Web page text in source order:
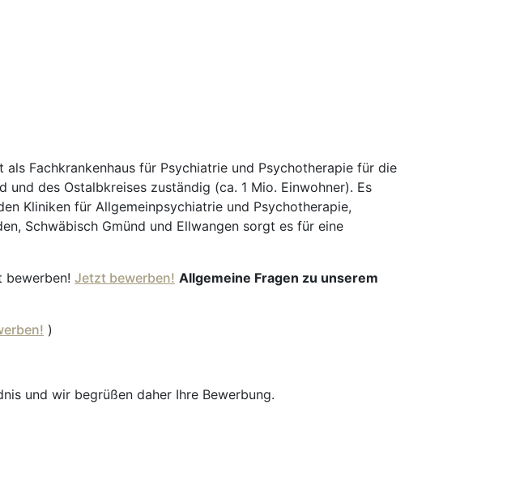
Fachkrankenhaus für Psychiatrie und Psychotherapie für die
des Ostalbkreises zuständig (ca. 1 Mio. Einwohner). Es
Kliniken für Allgemeinpsychiatrie und Psychotherapie,
Schwäbisch Gmünd und Ellwangen sorgt es für eine
bewerben! Jetzt bewerben! Allgemeine Fragen zu unserem
)
und wir begrüßen daher Ihre Bewerbung.